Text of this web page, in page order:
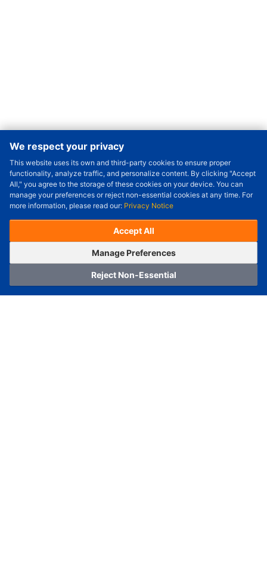
We respect your privacy
This website uses its own and third-party cookies to ensure proper
functionality, analyze traffic, and personalize content. By clicking "Accept
All," you agree to the storage of these cookies on your device. You can
manage your preferences or reject non-essential cookies at any time. For
more information, please read our: Privacy Notice
Accept All
Manage Preferences
Reject Non-Essential
Order Qty. - +
Check Price/Ship Date
Unit Price (USD) :--- Sub-Total (USD) :
(with VAT (USD)) :--- (with VAT (USD)) :---
Add to Cart